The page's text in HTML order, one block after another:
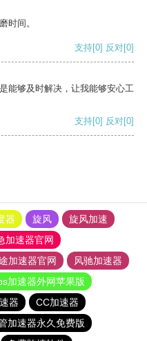
时间。
支持[0] 反对[0]
能够及时解决，让我能够安心工
支持[0] 反对[0]
器 旋风
旋风加速
加速器官网
加速器官网
风驰加速器
加速器外网苹果版
器
CC加速器
加速器永久免费版